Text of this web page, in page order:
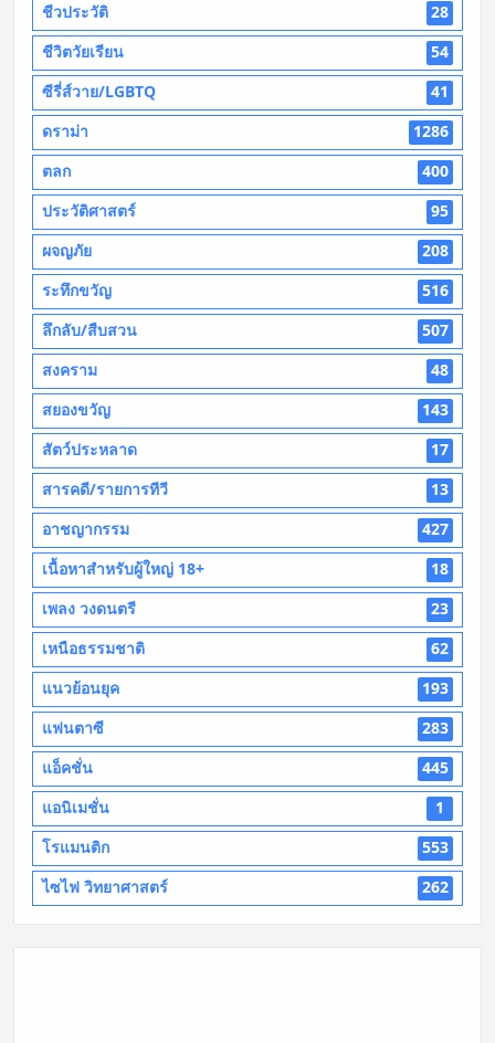
ชีวประวัติ
28
ชีวิตวัยเรียน
54
ซีรี่ส์วาย/LGBTQ
41
ดราม่า
1286
ตลก
400
ประวัติศาสตร์
95
ผจญภัย
208
ระทึกขวัญ
516
ลึกลับ/สืบสวน
507
สงคราม
48
สยองขวัญ
143
สัตว์ประหลาด
17
สารคดี/รายการทีวี
13
อาชญากรรม
427
เนื้อหาสำหรับผู้ใหญ่ 18+
18
เพลง วงดนตรี
23
เหนือธรรมชาติ
62
แนวย้อนยุค
193
แฟนตาซี
283
แอ็คชั่น
445
แอนิเมชั่น
1
โรแมนติก
553
ไซไฟ วิทยาศาสตร์
262